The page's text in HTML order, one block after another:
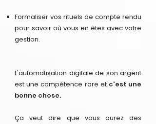
Formaliser vos rituels de compte rendu
pour savoir où vous en êtes avec votre
gestion.
L'automatisation digitale de son argent
est une compétence rare et c'est une
bonne chose.
Ça veut dire que vous aurez des